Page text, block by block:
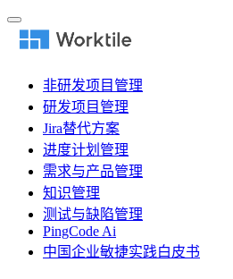
非研发项目管理
研发项目管理
Jira替代方案
进度计划管理
需求与产品管理
知识管理
测试与缺陷管理
PingCode Ai
中国企业敏捷实践白皮书